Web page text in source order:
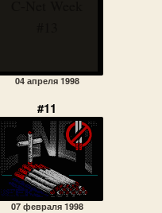
04 апреля 1998
#11
07 февраля 1998